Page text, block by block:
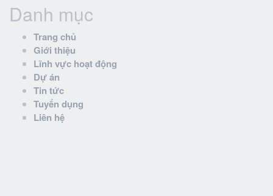
Danh mục
Trang chủ
Giới thiệu
Lĩnh vực hoạt động
Dự án
Tin tức
Tuyển dụng
Liên hệ